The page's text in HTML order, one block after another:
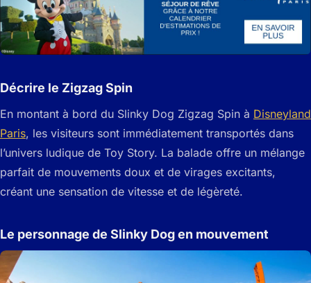
Décrire le Zigzag Spin
En montant à bord du Slinky Dog Zigzag Spin à Disneyland
Paris, les visiteurs sont immédiatement transportés dans
l’univers ludique de Toy Story. La balade offre un mélange
parfait de mouvements doux et de virages excitants,
créant une sensation de vitesse et de légèreté.
Le personnage de Slinky Dog en mouvement